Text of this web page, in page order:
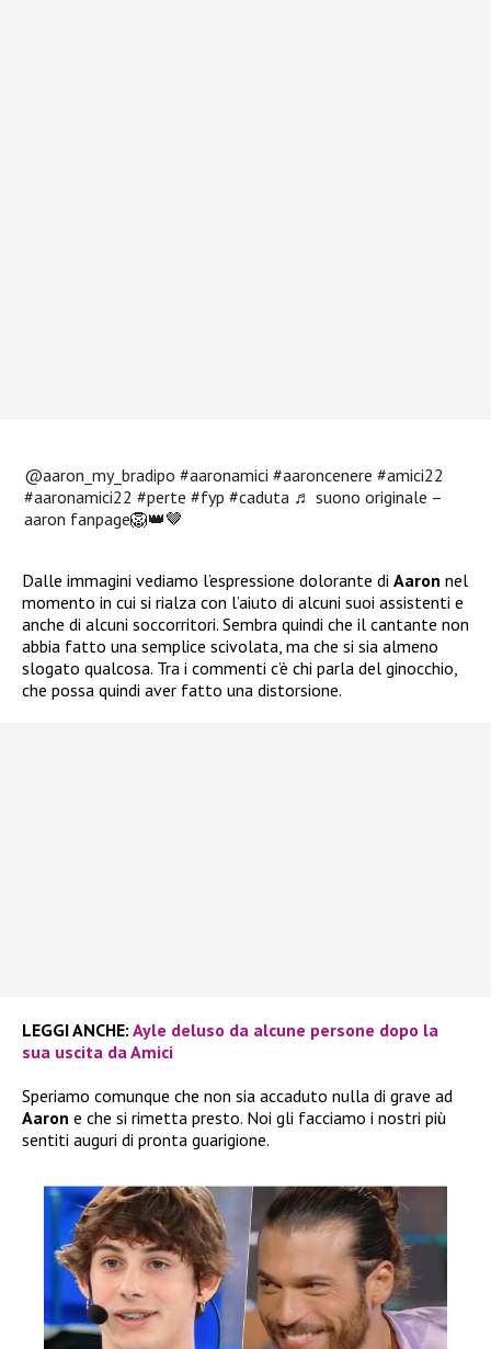
@aaron_my_bradipo #aaronamici #aaroncenere #amici22
#aaronamici22 #perte #fyp #caduta ♬ suono originale –
aaron fanpage🦁👑🤎
Dalle immagini vediamo l’espressione dolorante di Aaron nel
momento in cui si rialza con l’aiuto di alcuni suoi assistenti e
anche di alcuni soccorritori. Sembra quindi che il cantante non
abbia fatto una semplice scivolata, ma che si sia almeno
slogato qualcosa. Tra i commenti c’è chi parla del ginocchio,
che possa quindi aver fatto una distorsione.
LEGGI ANCHE: Ayle deluso da alcune persone dopo la
sua uscita da Amici
Speriamo comunque che non sia accaduto nulla di grave ad
Aaron e che si rimetta presto. Noi gli facciamo i nostri più
sentiti auguri di pronta guarigione.